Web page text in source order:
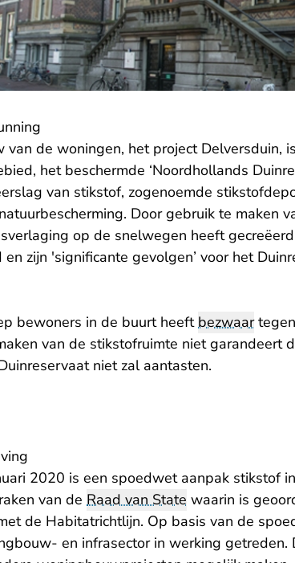
van de woningen, het project Delversduin,
het beschermde ‘Noordhollands
van stikstof, zogenoemde
Door gebruik te maken
op de snelwegen heeft
en zijn 'significante gevolgen’ voor het
bewoners in de buurt heeftbezwaar
van de stikstofruimte niet garandeert
niet zal aantasten.
2020 is een spoedwet aanpak stikstof
van de Raad van State waarin is
de Habitatrichtlijn. Op basis van de
en infrasector in werking